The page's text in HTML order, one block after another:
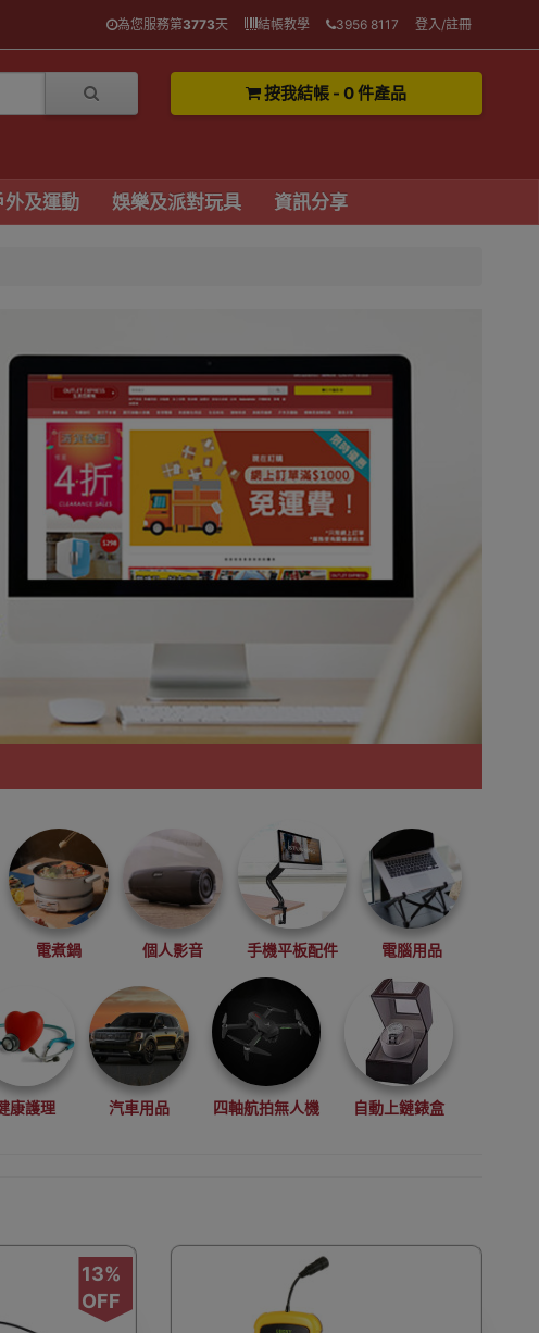
為您服務第3773天 結帳教學 3956 8117 登入/註冊
按我結帳 - 0 件產品
外及運動 娛樂及派對玩具 資訊分享
電煮鍋 個人影音 手機平板配件 電腦用品
康護理 汽車用品 四軸航拍無人機 自動上鏈錶盒
拳擊用品 VR眼鏡(虛擬實景眼鏡)
13%
OFF